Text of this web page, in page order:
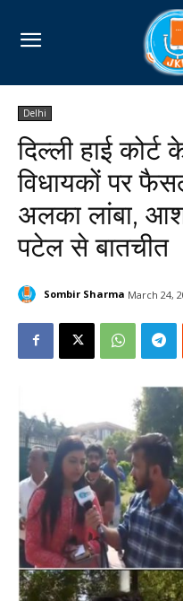
Delhi
दिल्ली हाई
विधायकों पर
अलका लांबा,
पटेल से बातचीत
Sombir Sharma March 24,